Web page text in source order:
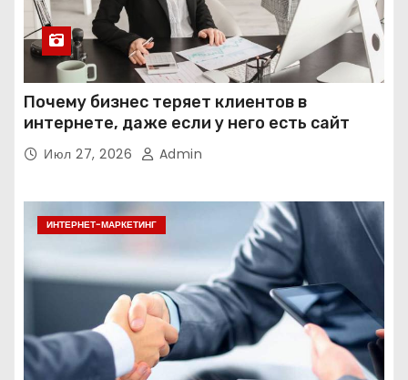
Почему бизнес теряет клиентов в
интернете, даже если у него есть сайт
Июл 27, 2026 Admin
ИНТЕРНЕТ-МАРКЕТИНГ